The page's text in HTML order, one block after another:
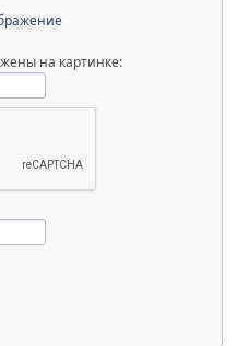
на картинке: